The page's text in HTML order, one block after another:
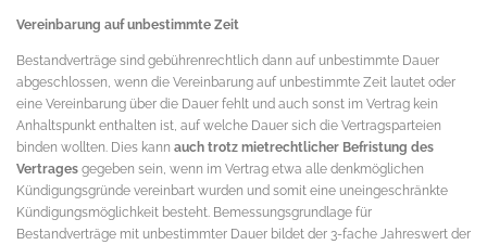
Vereinbarung auf unbestimmte Zeit
Bestandverträge sind gebührenrechtlich dann auf unbestimmte Dauer
abgeschlossen, wenn die Vereinbarung auf unbestimmte Zeit lautet oder
eine Vereinbarung über die Dauer fehlt und auch sonst im Vertrag kein
Anhaltspunkt enthalten ist, auf welche Dauer sich die Vertragsparteien
binden wollten. Dies kann auch trotz mietrechtlicher Befristung des
Vertrages gegeben sein, wenn im Vertrag etwa alle denkmöglichen
Kündigungsgründe vereinbart wurden und somit eine uneingeschränkte
Kündigungsmöglichkeit besteht. Bemessungsgrundlage für
Bestandverträge mit unbestimmter Dauer bildet der 3-fache Jahreswert der